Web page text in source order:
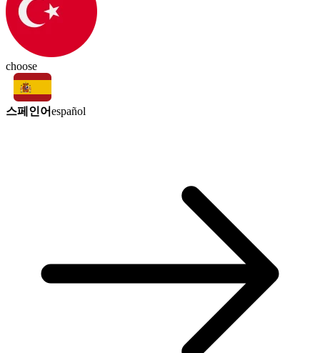
choose
스페인어español